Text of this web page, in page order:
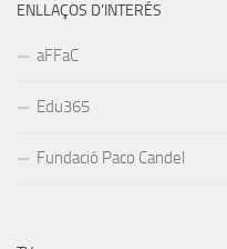
ENLLAÇOS D’INTERÉS
aFFaC
Edu365
Fundació Paco Candel